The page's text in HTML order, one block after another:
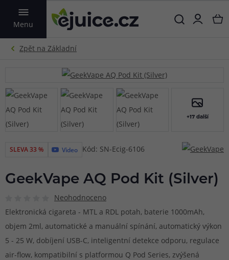
Menu
VYHLEDAT
+17 další
SLEVA 33 % Video Kód: SN-Ecig-6106
GeekVape AQ Pod Kit (Silver)
Neohodnoceno
Elektronická cigareta - MTL a RDL potah, baterie 1000mAh,
objem 2ml, automatické a manuální spínání, automatický výkon
5 - 25 W, dobíjení USB-C, inteligentní detekce odporu, regulace
air-flow, kompatibilní s platformou Q Pod Series, zvýšená